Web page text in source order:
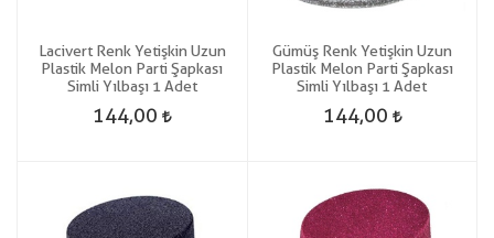
Lacivert Renk Yetişkin Uzun
Plastik Melon Parti Şapkası
Simli Yılbaşı 1 Adet
144,00
Gümüş Renk Yetişkin Uzun
Plastik Melon Parti Şapkası
Simli Yılbaşı 1 Adet
144,00